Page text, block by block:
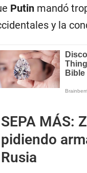
Putinmandó
y la
SEPA MÁS:
pidiendo
Rusia